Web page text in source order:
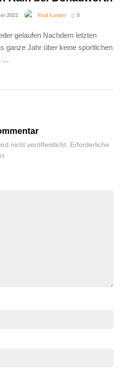
2021 Paul Launer 0
gelaufen Nachdem letzten
ganze Jahr über keine sportlichen
…
nicht veröffentlicht. Erforderliche